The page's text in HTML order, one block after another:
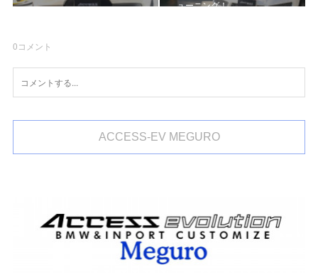
ューニング！
0コメント
ACCESS-EV MEGURO